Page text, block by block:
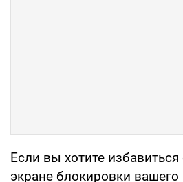
Если вы хотите
экране блокировки вашего